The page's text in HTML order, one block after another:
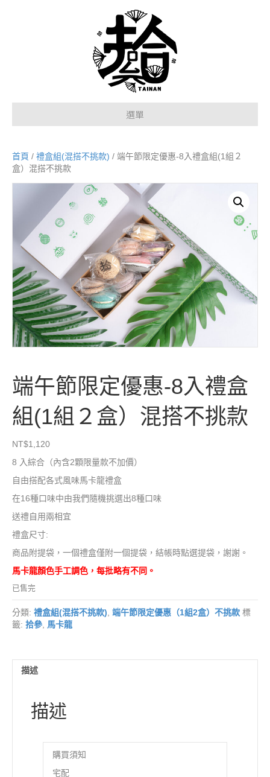
選單
首頁 / 禮盒組(混搭不挑款) / 端午節限定優惠-8入禮盒組(1組２
盒）混搭不挑款
端午節限定優惠-8入禮盒
組(1組２盒）混搭不挑款
NT$1,120
8 入綜合（內含2顆限量款不加價）
自由搭配各式風味馬卡龍禮盒
在16種口味中由我們隨機挑選出8種口味
送禮自用兩相宜
禮盒尺寸:
商品附提袋，一個禮盒僅附一個提袋，結帳時點選提袋，謝謝。
馬卡龍顏色手工調色，每批略有不同。
已售完
分類: 禮盒組(混搭不挑款) 端午節限定優惠（1組2盒）不挑款 標
籤: 拾參, 馬卡龍
描述
描述
購買須知
宅配